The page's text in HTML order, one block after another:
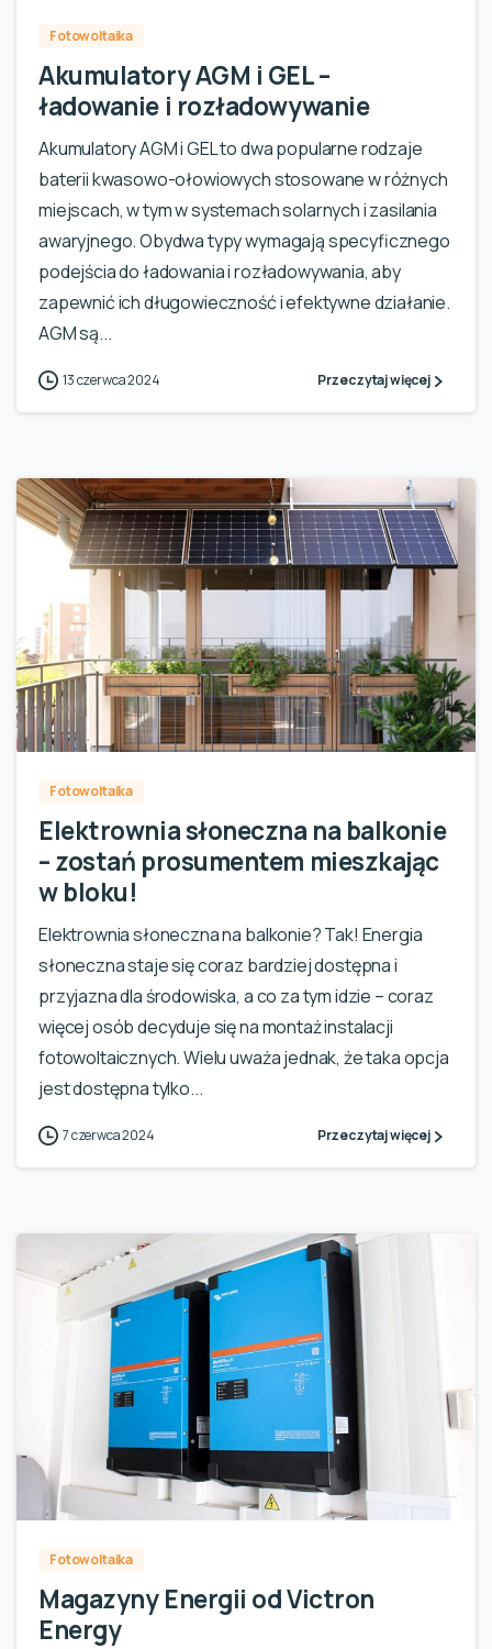
Fotowoltaika
Akumulatory AGM i GEL –
ładowanie i rozładowywanie
Akumulatory AGM i GEL to dwa popularne rodzaje
baterii kwasowo-ołowiowych stosowane w różnych
miejscach, w tym w systemach solarnych i zasilania
awaryjnego. Obydwa typy wymagają specyficznego
podejścia do ładowania i rozładowywania, aby
zapewnić ich długowieczność i efektywne działanie.
AGM są...
13 czerwca 2024 Przeczytaj więcej
0
Fotowoltaika
Elektrownia słoneczna na balkonie
– zostań prosumentem mieszkając
w bloku!
Elektrownia słoneczna na balkonie? Tak! Energia
słoneczna staje się coraz bardziej dostępna i
przyjazna dla środowiska, a co za tym idzie – coraz
więcej osób decyduje się na montaż instalacji
fotowoltaicznych. Wielu uważa jednak, że taka opcja
jest dostępna tylko...
7 czerwca 2024 Przeczytaj więcej
Fotowoltaika
Magazyny Energii od Victron
Energy